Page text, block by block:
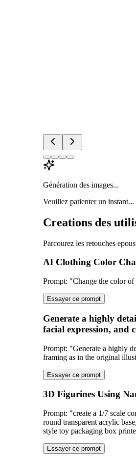
Génération des images...
Veuillez patienter un instant...
Creations des
Parcourez les retouches
AI Clothing Color
Prompt: "Change the color
Essayer ce prompt
Generate a highly
facial expression, and
Prompt: "Generate a highly
framing as in the original
Essayer ce prompt
3D Figurines Using
Prompt: "create a 1/7 scale
round transparent acrylic
style toy packaging box
Essayer ce prompt